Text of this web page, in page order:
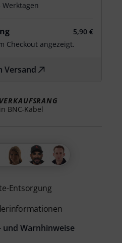
5,90 €
Checkout angezeigt.
Versand
VERKAUFSRANG
in BNC-Kabel
Entsorgung
und Warnhinweise